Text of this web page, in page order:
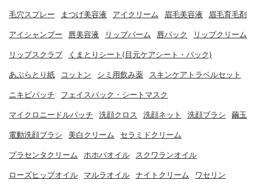
毛穴スプレー まつげ美容液 アイクリーム 眉毛美容液 眉毛育毛剤
アイシャンプー 唇美容液 リップバーム 唇パック リップクリーム
リップスクラブ くまとりシート(目元ケアシート・パック)
あぶらとり紙 コットン シミ用飲み薬 スキンケアトラベルセット
ニキビパッチ フェイスパック・シートマスク
マイクロニードルパッチ 洗顔クロス 洗顔ネット 洗顔ブラシ 繭玉
電動洗顔ブラシ 美白クリーム セラミドクリーム
プラセンタクリーム ホホバオイル スクワランオイル
ローズヒップオイル マルラオイル ナイトクリーム ワセリン